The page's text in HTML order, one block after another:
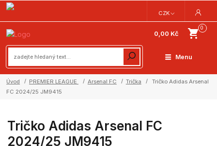
Menu
CZK
0
0,00 Kč
Úvod PREMIER LEAGUE Arsenal FC Trička
Tričko Adidas Arsenal
FC 2024/25 JM9415
Tričko Adidas Arsenal FC
2024/25 JM9415